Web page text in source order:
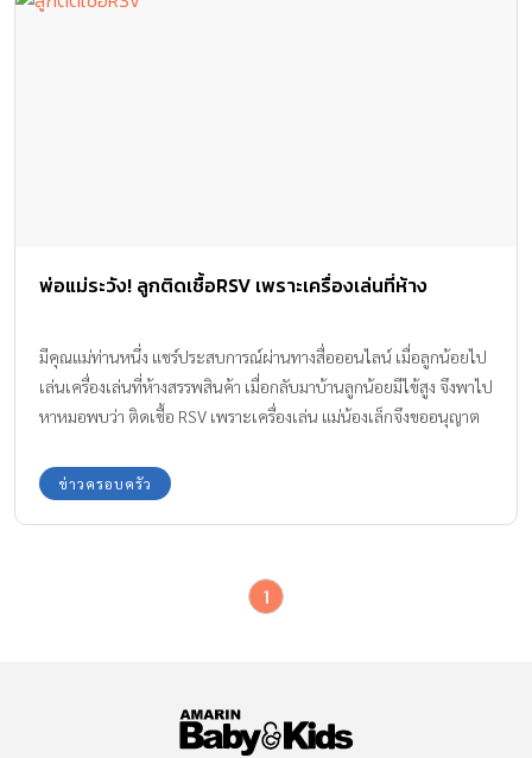
พ่อแม่ระวัง! ลูกติดเชื้อRSV เพราะเครื่องเล่นที่ห้าง
มีคุณแม่ท่านหนึ่ง แชร์ประสบการณ์ผ่านทางสื่อออนไลน์ เมื่อลูกน้อยไป
เล่นเครื่องเล่นที่ห้างสรรพสินค้า เมื่อกลับมาบ้านลูกน้อยมีไข้สูง จึงพาไป
หาหมอพบว่า ติดเชื้อ RSV เพราะเครื่องเล่น แม่น้องเล็กจึงขออนุญาต
ข่าวครอบครัว
1